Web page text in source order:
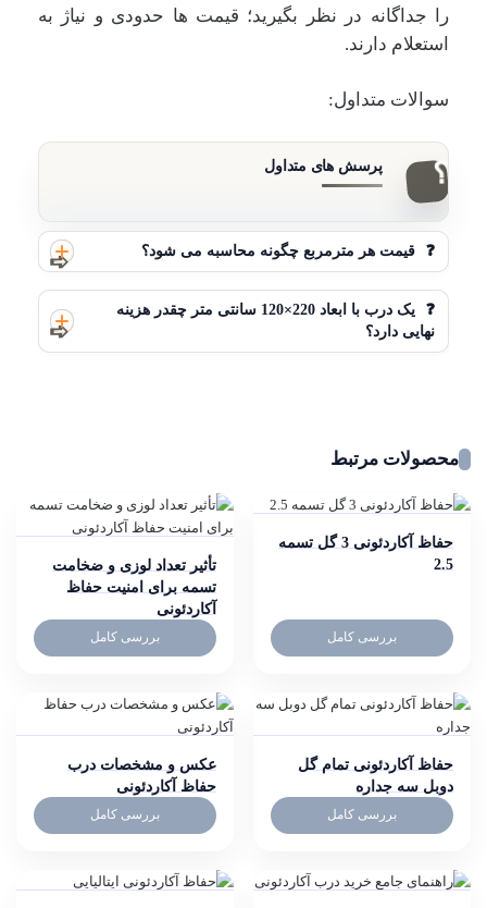
را جداگانه در نظر بگیرید؛ قیمت ها حدودی و نیاژ به
استعلام دارند.
سوالات متداول:
❓ قیمت هر مترمربع چگونه محاسبه می شود؟
❓
یک درب با ابعاد 220×120 سانتی متر چقدر هزینه
نهایی دارد؟
محصولات مرتبط
حفاظ آکاردئونی 3 گل تسمه
2.5
بررسی کامل
تأثیر تعداد لوزی و ضخامت
تسمه برای امنیت حفاظ
آکاردئونی
بررسی کامل
حفاظ آکاردئونی تمام گل
دوبل سه جداره
بررسی کامل
عکس و مشخصات درب
حفاظ آکاردئونی
بررسی کامل